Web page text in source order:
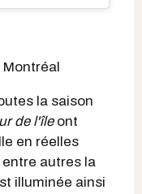
la saison
de l'îleont
en réelles
autres la
illuminée ainsi